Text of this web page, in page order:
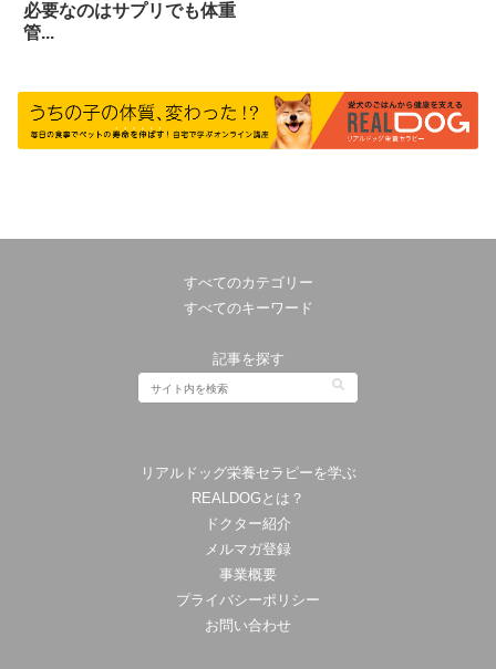
必要なのはサプリでも体重
管...
すべてのカテゴリー
すべてのキーワード
記事を探す
リアルドッグ栄養セラピーを学ぶ
REALDOGとは？
ドクター紹介
メルマガ登録
事業概要
プライバシーポリシー
お問い合わせ